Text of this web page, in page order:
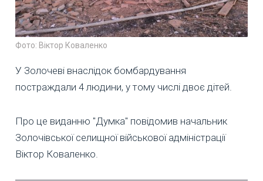
Фото: Віктор Коваленко
У Золочеві внаслідок бомбардування
постраждали 4 людини, у тому числі двоє дітей.
Про це виданню "Думка" повідомив начальник
Золочівської селищної військової адміністрації
Віктор Коваленко.